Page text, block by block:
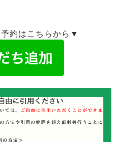
約はこちらから▼